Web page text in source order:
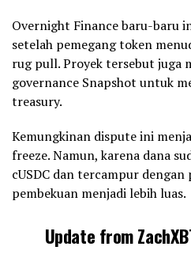
Overnight Finance baru-baru
setelah pemegang token
rug pull. Proyek tersebut juga
governance Snapshot untuk
treasury.
Kemungkinan dispute ini
freeze. Namun, karena dana
cUSDC dan tercampur
pembekuan menjadi lebih luas.
Update from